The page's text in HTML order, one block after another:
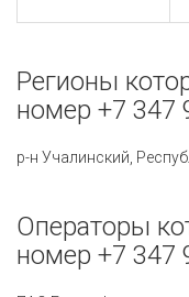
Регионы
номер +7 347
р-н Учалинский,
Операторы
номер +7 347